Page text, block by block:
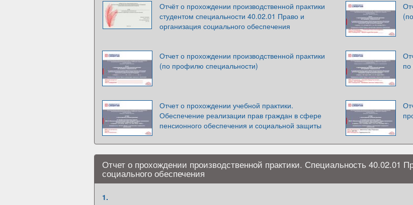
Отчёт о прохождении производственной практики
студентом специальности 40.02.01 Право и
организация социального обеспечения
Отчет о прохождении производственной практики
(по профилю специальности)
Отчет о прохождении учебной практики.
Обеспечение реализации прав граждан в сфере
пенсионного обеспечения и социальной защиты
Отчет о прохождении производственной практики. Специальность 40.02.01
социального обеспечения
1.